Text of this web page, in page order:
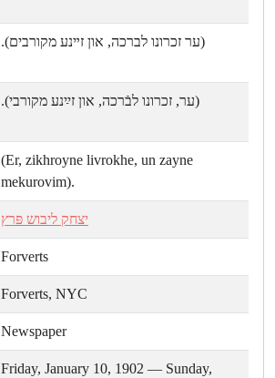
(ער זכרונו לברכה, און זײנע מקורבים).
(ער, זכרונו לבֿרכה, און זײַנע מקורבי).
(Er, zikhroyne livrokhe, un zayne
mekurovim).
יצחק ליבוש פּרץ
Forverts
Forverts, NYC
Newspaper
Friday, January 10, 1902 — Sunday,